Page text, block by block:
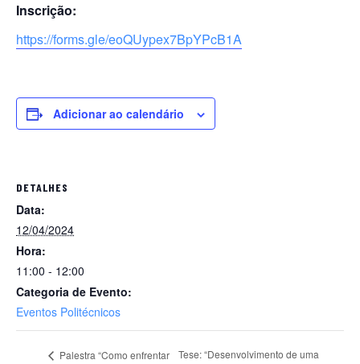
Inscrição:
https://forms.gle/eoQUypex7BpYPcB1A
Adicionar ao calendário
DETALHES
Data:
12/04/2024
Hora:
11:00 - 12:00
Categoria de Evento:
Eventos Politécnicos
Palestra “Como enfrentar
Tese: “Desenvolvimento de uma